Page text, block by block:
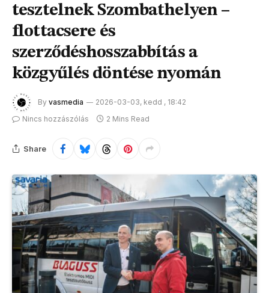
tesztelnek Szombathelyen –
flottacsere és
szerződéshosszabbítás a
közgyűlés döntése nyomán
By vasmedia
2026-03-03, kedd , 18:42
Nincs hozzászólás
2 Mins Read
Share